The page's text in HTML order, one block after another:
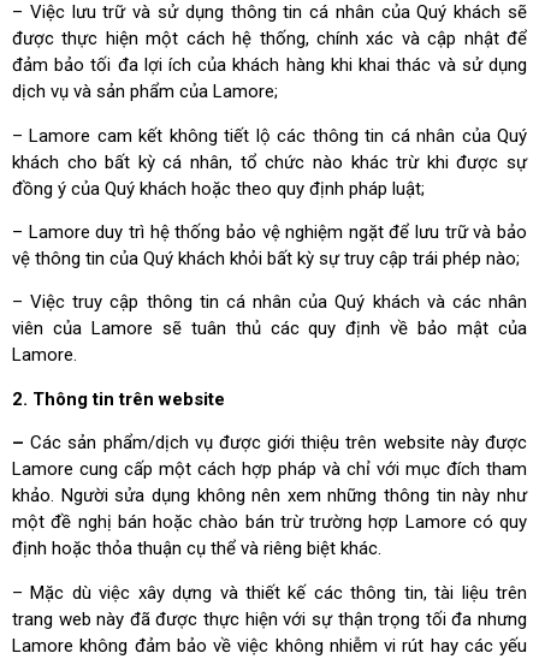
– Việc lưu trữ và sử dụng thông tin cá nhân của Quý khách sẽ
được thực hiện một cách hệ thống, chính xác và cập nhật để
đảm bảo tối đa lợi ích của khách hàng khi khai thác và sử dụng
dịch vụ và sản phẩm của Lamore;
– Lamore cam kết không tiết lộ các thông tin cá nhân của Quý
khách cho bất kỳ cá nhân, tổ chức nào khác trừ khi được sự
đồng ý của Quý khách hoặc theo quy định pháp luật;
– Lamore duy trì hệ thống bảo vệ nghiệm ngặt để lưu trữ và bảo
vệ thông tin của Quý khách khỏi bất kỳ sự truy cập trái phép nào;
– Việc truy cập thông tin cá nhân của Quý khách và các nhân
viên của Lamore sẽ tuân thủ các quy định về bảo mật của
Lamore.
2. Thông tin trên website
–Các sản phẩm/dịch vụ được giới thiệu trên website này được
Lamore cung cấp một cách hợp pháp và chỉ với mục đích tham
khảo. Người sửa dụng không nên xem những thông tin này như
một đề nghị bán hoặc chào bán trừ trường hợp Lamore có quy
định hoặc thỏa thuận cụ thể và riêng biệt khác.
– Mặc dù việc xây dựng và thiết kế các thông tin, tài liệu trên
trang web này đã được thực hiện với sự thận trọng tối đa nhưng
Lamore không đảm bảo về việc không nhiễm vi rút hay các yếu